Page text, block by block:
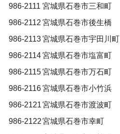
986-2111 宮城県石巻市三和町
986-2112 宮城県石巻市後生橋
986-2113宮城県石巻市宇田川町
986-2114宮城県石巻市塩富町
986-2115宮城県石巻市万石町
986-2116宮城県石巻市小竹浜
986-2121宮城県石巻市渡波町
986-2122宮城県石巻市幸町